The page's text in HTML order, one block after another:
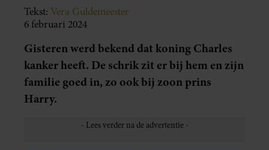
Tekst: Vera Guldemeester
6 februari 2024
Gisteren werd bekend dat koning Charles
kanker heeft. De schrik zit er bij hem en zijn
familie goed in, zo ook bij zoon prins
Harry.